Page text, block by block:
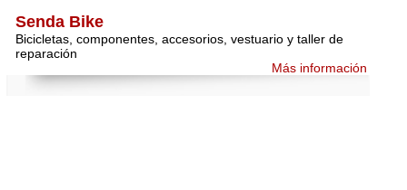
Senda Bike
Bicicletas, componentes, accesorios, vestuario y taller de
reparación
Más información